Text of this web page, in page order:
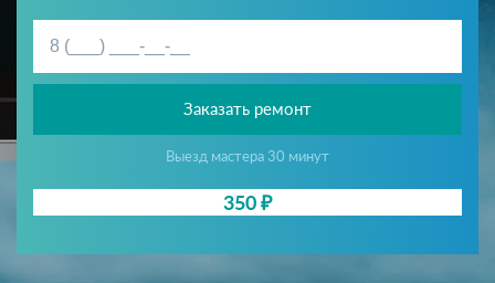
Заказать ремонт
Выезд мастера 30 минут
350 ₽